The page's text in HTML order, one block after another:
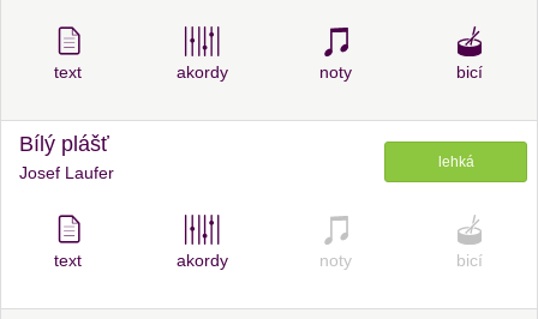
text akordy noty bicí
Bílý plášť
Josef Laufer
lehká
text akordy noty bicí